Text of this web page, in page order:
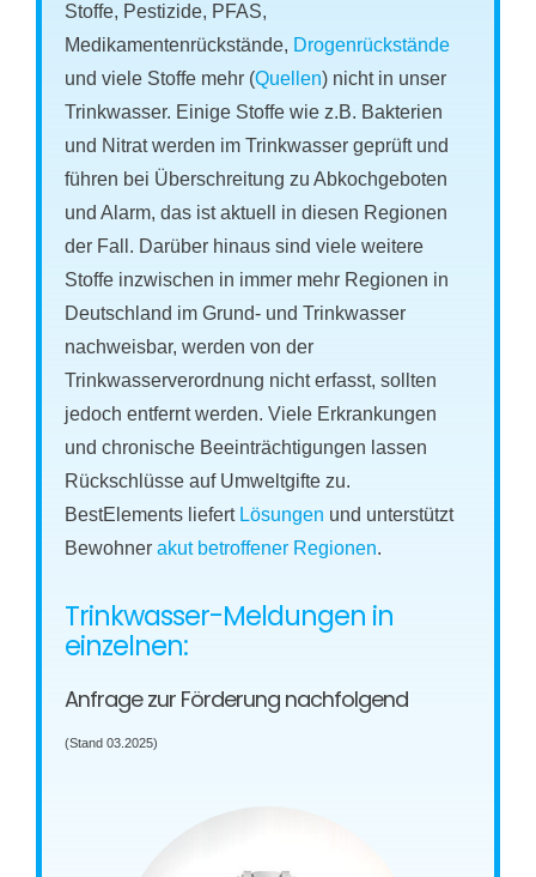
Stoffe, Pestizide, PFAS,
Medikamentenrückstände, Drogenrückstände
und viele Stoffe mehr (Quellen) nicht in unser
Trinkwasser. Einige Stoffe wie z.B. Bakterien
und Nitrat werden im Trinkwasser geprüft und
führen bei Überschreitung zu Abkochgeboten
und Alarm, das ist aktuell in diesen Regionen
der Fall. Darüber hinaus sind viele weitere
Stoffe inzwischen in immer mehr Regionen in
Deutschland im Grund- und Trinkwasser
nachweisbar, werden von der
Trinkwasserverordnung nicht erfasst, sollten
jedoch entfernt werden. Viele Erkrankungen
und chronische Beeinträchtigungen lassen
Rückschlüsse auf Umweltgifte zu.
BestElements liefert Lösungen und unterstützt
Bewohnerakut betroffener Regionen.
Trinkwasser-Meldungen in
einzelnen:
Anfrage zur Förderung nachfolgend
(Stand 03.2025)